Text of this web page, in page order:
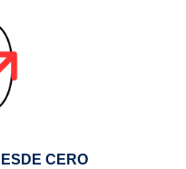
CERO